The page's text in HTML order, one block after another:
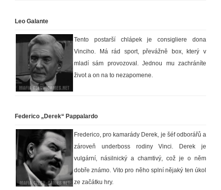
Leo Galante
Tento postarší chlápek je consigliere dona
Vinciho. Má rád sport, převážně box, který v
mladí sám provozoval. Jednou mu zachráníte
život a on na to nezapomene.
Federico „Derek“ Pappalardo
Frederico, pro kamarády Derek, je šéf odborářů a
zároveň underboss rodiny Vinci. Derek je
vulgární, násilnický a chamtivý, což je o něm
dobře známo. Vito pro něho splní nějaký ten úkol
ze začátku hry.